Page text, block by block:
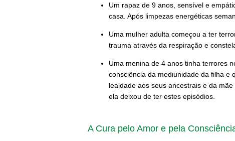
Um rapaz de 9 anos, sensível e
casa. Após limpezas energéticas
Uma mulher adulta começou a ter
trauma através da respiração e
Uma menina de 4 anos tinha terrores
consciência da mediunidade da filha e
lealdade aos seus ancestrais e da
ela deixou de ter estes episódios.
A Cura pelo Amor e pela